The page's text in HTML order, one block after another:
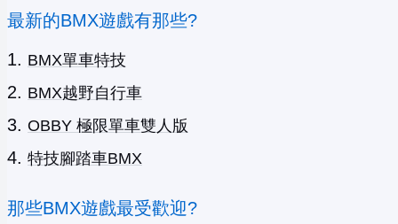
最新的BMX遊戲有那些?
BMX單車特技
BMX越野自行車
OBBY 極限單車雙人版
特技腳踏車BMX
那些BMX遊戲最受歡迎?